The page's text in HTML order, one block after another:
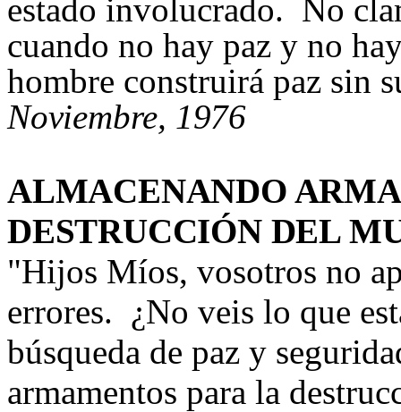
estado involucrado. No
cuando no hay paz y no
hombre construirá paz sin
Noviembre, 1976
ALMACENANDO
DESTRUCCIÓN DEL
"Hijos Míos, vosotros no
errores. ¿No veis lo que
búsqueda de paz y
armamentos para la